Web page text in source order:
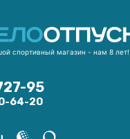
спортивный магазин - нам 8 лет!
95
64-20